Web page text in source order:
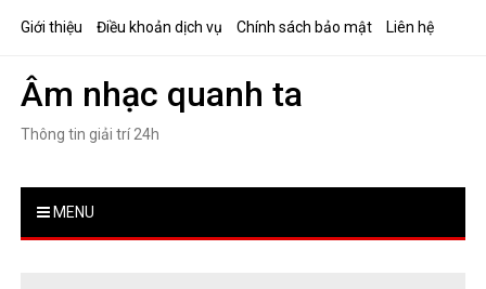
Giới thiệu Điều khoản dịch vụ Chính sách bảo mật Liên hệ
Âm nhạc quanh ta
Thông tin giải trí 24h
MENU